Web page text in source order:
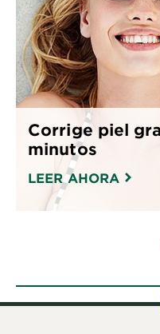
Corrige piel
minutos
LEER AHORA